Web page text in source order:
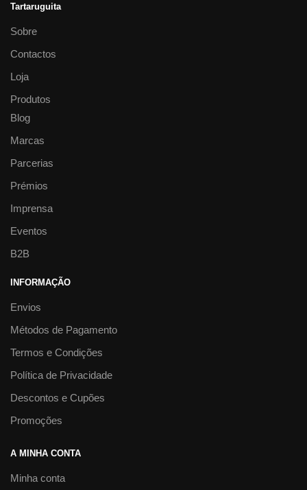
Tartaruguita
Sobre
Contactos
Loja
Produtos
Blog
Marcas
Parcerias
Prémios
Imprensa
Eventos
B2B
INFORMAÇÃO
Envios
Métodos de Pagamento
Termos e Condições
Política de Privacidade
Descontos e Cupões
Promoções
A MINHA CONTA
Minha conta